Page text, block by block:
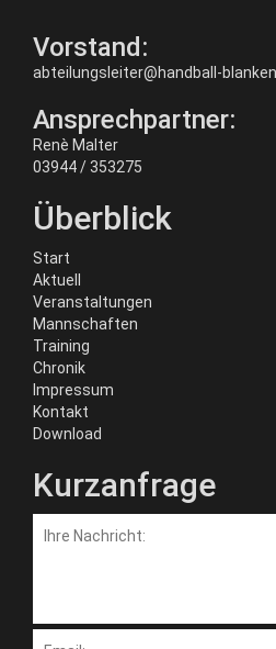
Vorstand:
abteilungsleiter@handball-
Ansprechpartner:
Renè Malter
03944 / 353275
Überblick
Start
Aktuell
Veranstaltungen
Mannschaften
Training
Chronik
Impressum
Kontakt
Download
Kurzanfrage